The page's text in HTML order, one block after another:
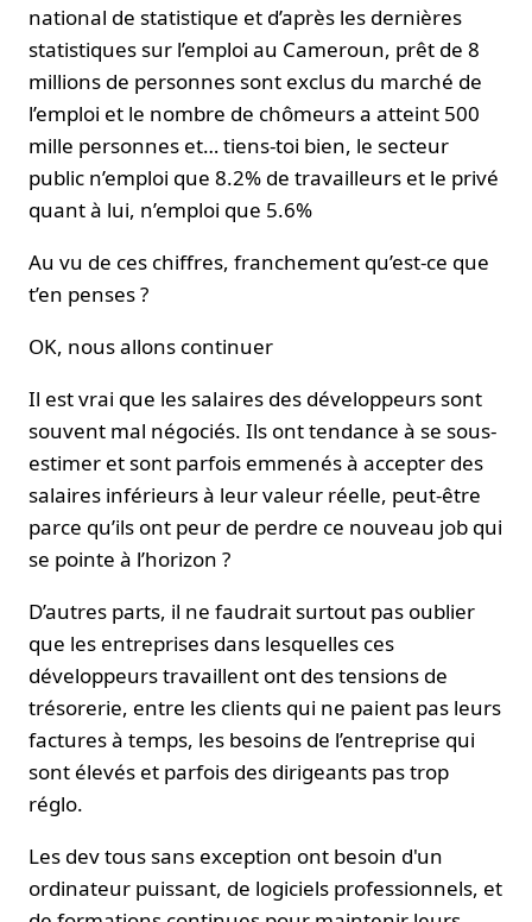
national de statistique et d’après les dernières
statistiques sur l’emploi au Cameroun, prêt de 8
millions de personnes sont exclus du marché de
l’emploi et le nombre de chômeurs a atteint 500
mille personnes et… tiens-toi bien, le secteur
public n’emploi que 8.2% de travailleurs et le privé
quant à lui, n’emploi que 5.6%
Au vu de ces chiffres, franchement qu’est-ce que
t’en penses ?
OK, nous allons continuer
Il est vrai que les salaires des développeurs sont
souvent mal négociés. Ils ont tendance à se sous-
estimer et sont parfois emmenés à accepter des
salaires inférieurs à leur valeur réelle, peut-être
parce qu’ils ont peur de perdre ce nouveau job qui
se pointe à l’horizon ?
D’autres parts, il ne faudrait surtout pas oublier
que les entreprises dans lesquelles ces
développeurs travaillent ont des tensions de
trésorerie, entre les clients qui ne paient pas leurs
factures à temps, les besoins de l’entreprise qui
sont élevés et parfois des dirigeants pas trop
réglo.
Les dev tous sans exception ont besoin d'un
ordinateur puissant, de logiciels professionnels, et